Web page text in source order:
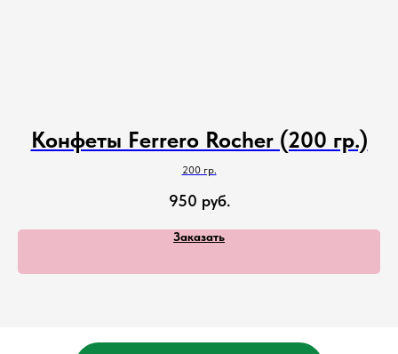
Конфеты Ferrero Rocher (200 гр.)
200 гр.
950 руб.
Заказать